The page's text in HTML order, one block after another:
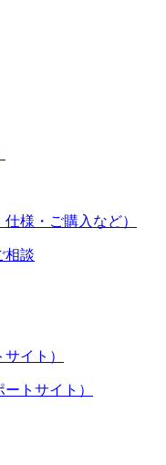
様・ご購入など）
相談
イト）
トサイト）